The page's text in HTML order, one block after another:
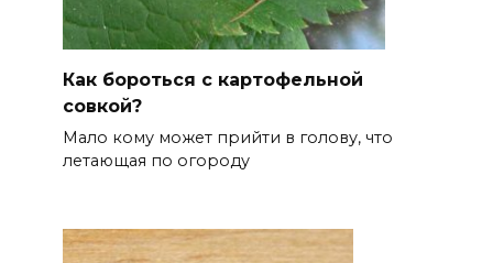
Как бороться с картофельной
совкой?
Мало кому может прийти в голову, что
летающая по огороду